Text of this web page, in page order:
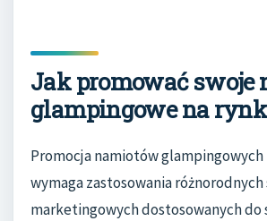
Jak promować swoje
glampingowe na
Promocja namiotów glampingowych
wymaga zastosowania
marketingowych dostosowanych